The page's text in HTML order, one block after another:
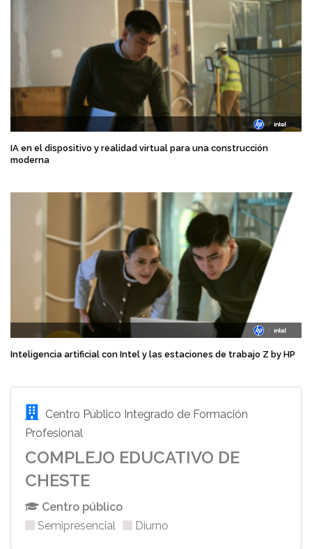
IA en el dispositivo y realidad virtual para una construcción
moderna
Inteligencia artificial con Intel y las estaciones de trabajo Z by HP
Centro Público Integrado de Formación
Profesional
COMPLEJO EDUCATIVO DE
CHESTE
Centro público
Semipresencial
Diurno